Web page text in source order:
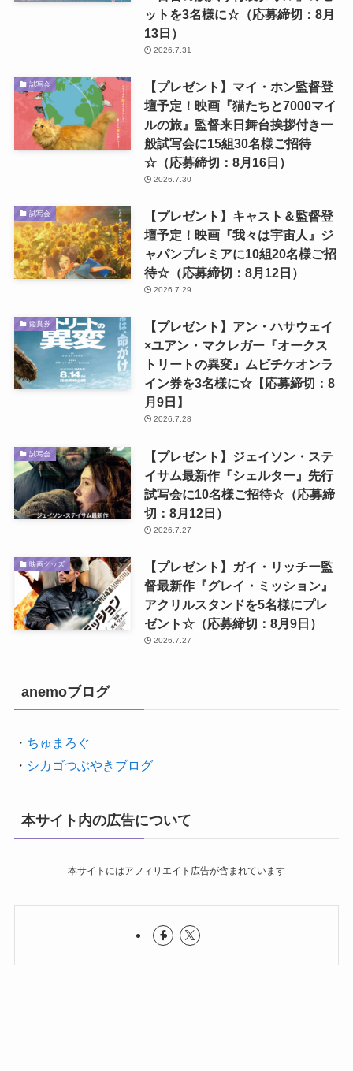
ットを3名様に☆（応募締切：8月
13日）
2026.7.31
試写会
【プレゼント】マイ・ホン監督登
壇予定！映画『猫たちと7000マイ
ルの旅』監督来日舞台挨拶付き一
般試写会に15組30名様ご招待
☆（応募締切：8月16日）
2026.7.30
試写会
【プレゼント】キャスト＆監督登
壇予定！映画『我々は宇宙人』ジ
ャパンプレミアに10組20名様ご招
待☆（応募締切：8月12日）
2026.7.29
鑑賞券
【プレゼント】アン・ハサウェイ
×ユアン・マクレガー『オークス
トリートの異変』ムビチケオンラ
イン券を3名様に☆【応募締切：8
月9日】
2026.7.28
試写会
【プレゼント】ジェイソン・ステ
イサム最新作『シェルター』先行
試写会に10名様ご招待☆（応募締
切：8月12日）
2026.7.27
映画グッズ
【プレゼント】ガイ・リッチー監
督最新作『グレイ・ミッション』
アクリルスタンドを5名様にプレ
ゼント☆（応募締切：8月9日）
2026.7.27
anemoブログ
・ ちゅまろぐ
・ シカゴつぶやきブログ
本サイト内の広告について
本サイトにはアフィリエイト広告が含まれています